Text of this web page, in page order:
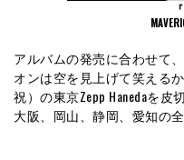
アルバムの発売に合わせて
オンは空を見上げて笑える
祝）の東京Zepp Hanedaを皮
大阪、岡山、静岡、愛知の